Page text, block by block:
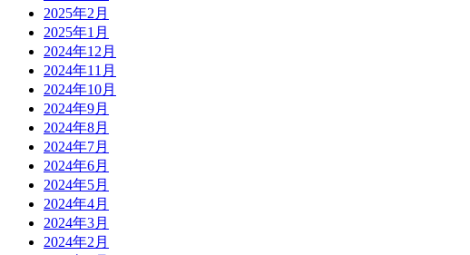
2025年2月
2025年1月
2024年12月
2024年11月
2024年10月
2024年9月
2024年8月
2024年7月
2024年6月
2024年5月
2024年4月
2024年3月
2024年2月